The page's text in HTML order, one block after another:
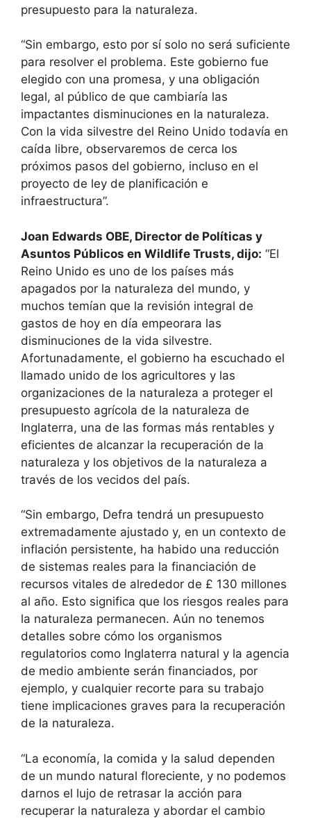
presupuesto para la naturaleza.
“Sin embargo, esto por sí solo no será suficiente
para resolver el problema. Este gobierno fue
elegido con una promesa, y una obligación
legal, al público de que cambiaría las
impactantes disminuciones en la naturaleza.
Con la vida silvestre del Reino Unido todavía en
caída libre, observaremos de cerca los
próximos pasos del gobierno, incluso en el
proyecto de ley de planificación e
infraestructura”.
Joan Edwards OBE, Director de Políticas y
Asuntos Públicos en Wildlife Trusts, dijo: “El
Reino Unido es uno de los países más
apagados por la naturaleza del mundo, y
muchos temían que la revisión integral de
gastos de hoy en día empeorara las
disminuciones de la vida silvestre.
Afortunadamente, el gobierno ha escuchado el
llamado unido de los agricultores y las
organizaciones de la naturaleza a proteger el
presupuesto agrícola de la naturaleza de
Inglaterra, una de las formas más rentables y
eficientes de alcanzar la recuperación de la
naturaleza y los objetivos de la naturaleza a
través de los vecidos del país.
“Sin embargo, Defra tendrá un presupuesto
extremadamente ajustado y, en un contexto de
inflación persistente, ha habido una reducción
de sistemas reales para la financiación de
recursos vitales de alrededor de £ 130 millones
al año. Esto significa que los riesgos reales para
la naturaleza permanecen. Aún no tenemos
detalles sobre cómo los organismos
regulatorios como Inglaterra natural y la agencia
de medio ambiente serán financiados, por
ejemplo, y cualquier recorte para su trabajo
tiene implicaciones graves para la recuperación
de la naturaleza.
“La economía, la comida y la salud dependen
de un mundo natural floreciente, y no podemos
darnos el lujo de retrasar la acción para
recuperar la naturaleza y abordar el cambio